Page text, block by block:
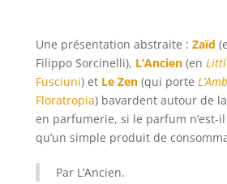
Une présentation abstraite :Zaïd
Filippo Sorcinelli), L’Ancien (en
Fusciuni) et Le Zen (qui porte
Floratropia) bavardent autour de
en parfumerie, si le parfum n’est-
qu’un simple produit de
Par L’Ancien.